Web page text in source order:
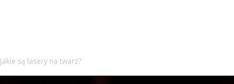
Jakie są lasery na twarz?